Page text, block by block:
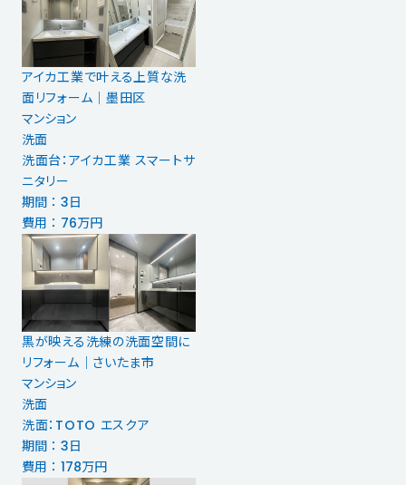
アイカ工業で叶える上質な洗
面リフォーム｜墨田区
マンション
洗面
洗面台：アイカ工業 スマートサ
ニタリー
期間 ： 3日
費用 ： 76万円
黒が映える洗練の洗面空間に
リフォーム｜さいたま市
マンション
洗面
洗面：TOTO エスクア
期間 ： 3日
費用 ： 178万円